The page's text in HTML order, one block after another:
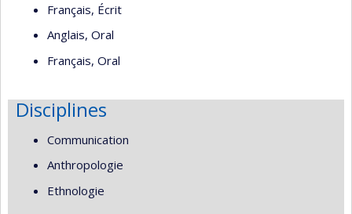
Français, Écrit
Anglais, Oral
Français, Oral
Disciplines
Communication
Anthropologie
Ethnologie